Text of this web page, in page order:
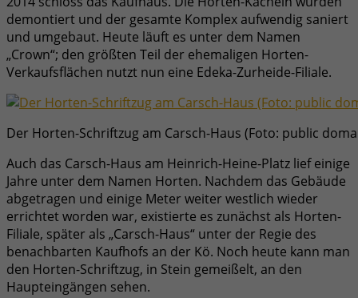
demontiert und der gesamte Komplex aufwendig saniert
und umgebaut. Heute läuft es unter dem Namen
„Crown“; den größten Teil der ehemaligen Horten-
Verkaufsflächen nutzt nun eine Edeka-Zurheide-Filiale.
Der Horten-Schriftzug am Carsch-Haus (Foto: public
Auch das Carsch-Haus am Heinrich-Heine-Platz lief einige
Jahre unter dem Namen Horten. Nachdem das Gebäude
abgetragen und einige Meter weiter westlich wieder
errichtet worden war, existierte es zunächst als Horten-
Filiale, später als „Carsch-Haus“ unter der Regie des
benachbarten Kaufhofs an der Kö. Noch heute kann man
den Horten-Schriftzug, in Stein gemeißelt, an den
Haupteingängen sehen.